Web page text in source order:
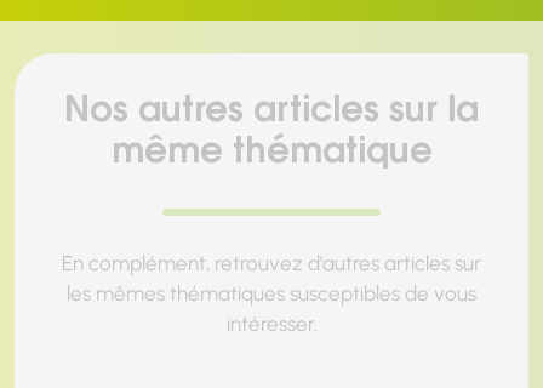
Nos autres articles sur la
même thématique
En complément, retrouvez d'autres articles sur
les mêmes thématiques susceptibles de vous
intéresser.